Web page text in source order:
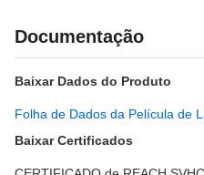
Documentação
Baixar Dados do Produto
Folha de Dados da Película de
Baixar Certificados